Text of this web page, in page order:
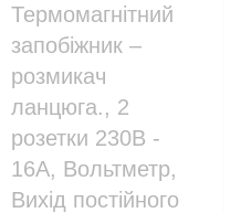
Термомагнітний
запобіжник –
розмикач
ланцюга., 2
розетки 230В -
16A, Вольтметр,
Вихід постійного